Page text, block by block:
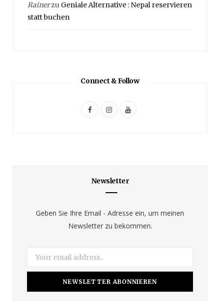
Rainerzu Geniale Alternative : Nepal reservieren
statt buchen
Connect & Follow
F
k
I
a
g
r
a
Y
Newsletter
Geben Sie Ihre Email - Adresse ein, um meinen
Newsletter zu bekommen.